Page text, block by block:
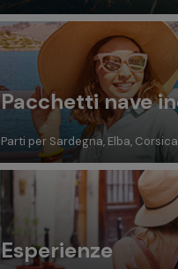
Pacchetti nave
Parti per Sardegna, Elba,
Esperienze